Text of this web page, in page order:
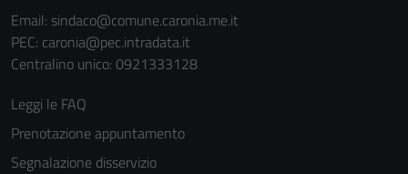
Email: sindaco@comune.caronia.me.it
PEC: caronia@pec.intradata.it
Centralino unico: 0921333128
Leggi le FAQ
Prenotazione appuntamento
Segnalazione disservizio